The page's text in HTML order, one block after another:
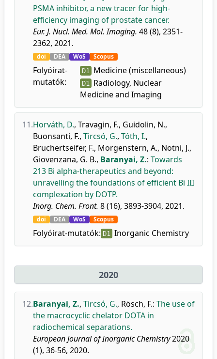
PSMA inhibitor, a new tracer for high-
efficiency imaging of prostate cancer.
Eur. J. Nucl. Med. Mol. Imaging. 48 (8), 2351-
2362, 2021.
doi DEA WoS Scopus
Folyóirat-
mutatók:
D1 Medicine (miscellaneous)
D1
Radiology, Nuclear
Medicine and Imaging
11.Horváth, D., Travagin, F., Guidolin, N.,
Buonsanti, F., Tircsó, G., Tóth, I.,
Bruchertseifer, F., Morgenstern, A., Notni, J.,
Giovenzana, G. B., Baranyai, Z.: Towards
213 Bi alpha-therapeutics and beyond:
unravelling the foundations of efficient Bi III
complexation by DOTP.
Inorg. Chem. Front. 8 (16), 3893-3904, 2021.
doi DEA WoS Scopus
Folyóirat-mutatók: D1 Inorganic Chemistry
2020
12.Baranyai, Z., Tircsó, G., Rösch, F.: The use of
the macrocyclic chelator DOTA in
radiochemical separations.
European Journal of Inorganic Chemistry2020
(1), 36-56, 2020.